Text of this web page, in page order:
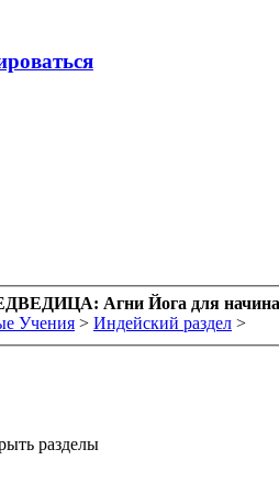
Агни Йога для
Учения > Индейский раздел >
разделы